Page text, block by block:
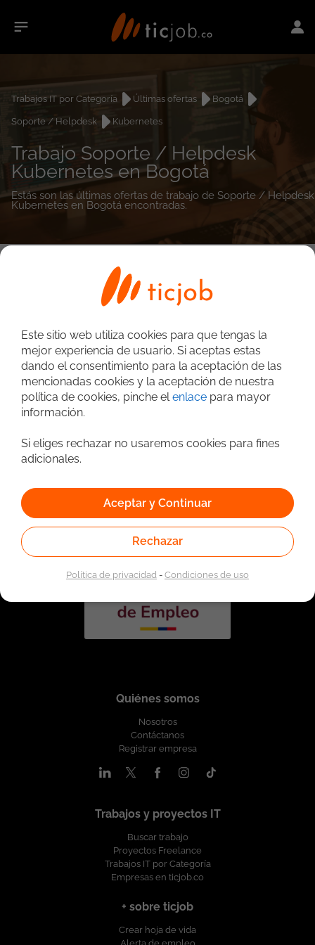
Trabajos IT por Categoría Últimas ofertas
Bogotá
Soporte / Helpdesk
Kubernetes
Trabajo Soporte / Helpdesk
Kubernetes en Bogotá
Estás son las últimas ofertas de trabajo de Soporte / Helpdesk
Kubernetes en Bogotá encontradas.
empleos encontrados
del Servicio Público de Empleo según Resolución No.
0026 del 17 de Enero de 2023,
Quiénes somos
Nosotros
Contáctanos
Registrar empresa
Trabajos y proyectos IT
Buscar trabajo
Proyectos Freelance
Trabajos IT por Categoría
Empresas en ticjob.co
+ sobre ticjob
Crear hoja de vida
Este sitio web utiliza cookies para que tengas la
mejor experiencia de usuario. Si aceptas estas
dando el consentimiento para la aceptación de las
mencionadas cookies y la aceptación de nuestra
política de cookies, pinche elenlace para mayor
información.
Si eliges rechazar no usaremos cookies para fines
adicionales.
Aceptar y Continuar
Rechazar
Política de privacidad-Condiciones de uso